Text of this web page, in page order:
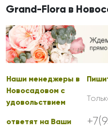
Grand-Flora в
Наши менеджеры в
Новосадовом с
удовольствием
ответят на Ваши